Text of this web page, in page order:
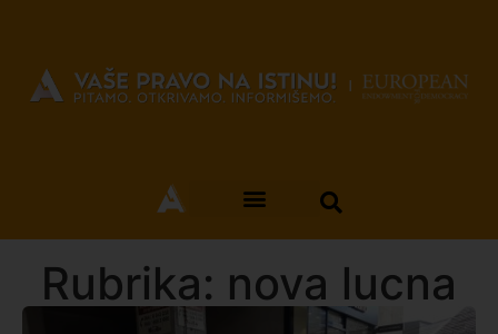
Rubrika: nova lucna